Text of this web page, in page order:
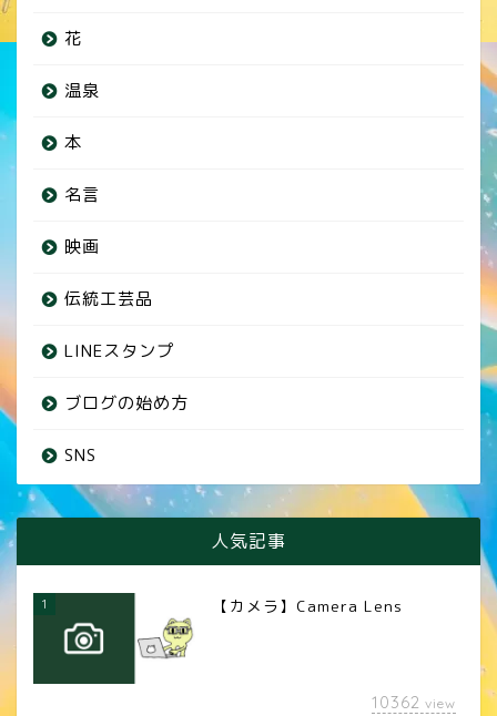
花
温泉
本
名言
映画
伝統工芸品
LINEスタンプ
ブログの始め方
SNS
人気記事
1 【カメラ】Camera Lens
10362 view